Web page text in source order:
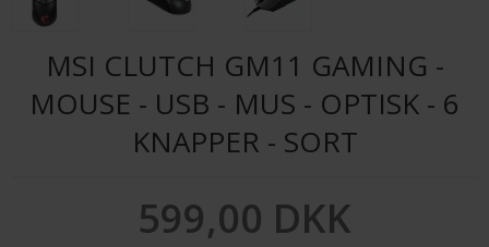
MSI CLUTCH GM11 GAMING -
MOUSE - USB - MUS - OPTISK - 6
KNAPPER - SORT
599,00 DKK